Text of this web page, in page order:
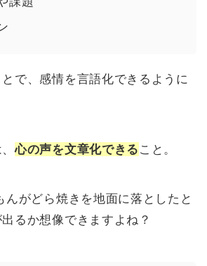
で、感情を言語化できるように
、心の声を文章化できる こと。
んがどら焼きを地面に落としたと
るか想像できますよね？